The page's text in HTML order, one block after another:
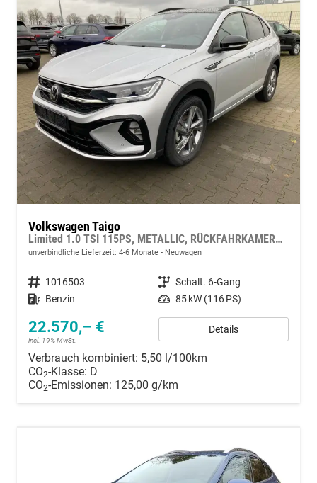
Volkswagen Taigo
Limited 1.0 TSI 115PS, METALLIC, RÜCKFAHRKAMERA, KEYLESS, ABGEDUNKELTE SCHEIBEN, SICHT-PAKET, 17" ALU, DACHRELING, KLIMA, RADIO COMPOSITION, APP CONNECT, DIG. COCKPIT, MUFU-LEDERLENKRAD, PARKSENSOREN VO/HI, LED-SCHEINWERFER
unverbindliche Lieferzeit: 4-6 Monate Neuwagen
Fahrzeugnummer 1016503 Getriebe Schalt. 6-Gang
Kraftstoff Benzin Leistung 85 kW (116 PS)
22.570,– €
incl. 19% MwSt.
Details
Verbrauch kombiniert: 5,50 l/100km
CO2-Klasse: D
CO2-Emissionen: 125,00 g/km